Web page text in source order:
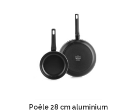
Poêle 28 cm aluminium